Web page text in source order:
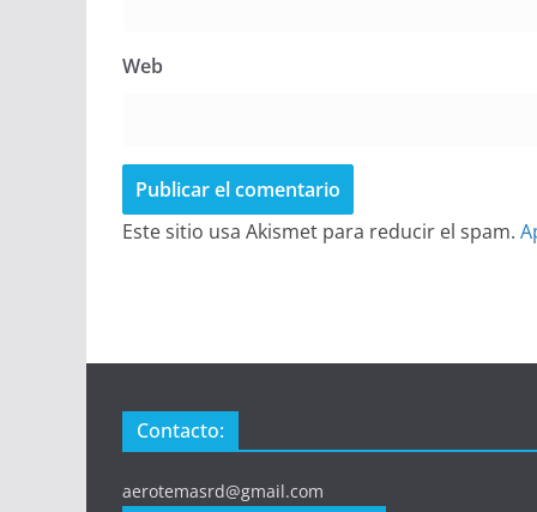
Web
Este sitio usa Akismet para reducir el spam.
Contacto:
aerotemasrd@gmail.com